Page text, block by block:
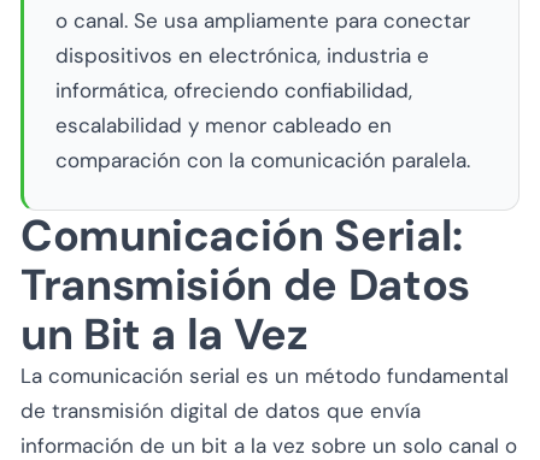
o canal. Se usa ampliamente para conectar
dispositivos en electrónica, industria e
informática, ofreciendo confiabilidad,
escalabilidad y menor cableado en
comparación con la comunicación paralela.
Comunicación Serial:
Transmisión de Datos
un Bit a la Vez
La comunicación serial es un método fundamental
de transmisión digital de datos que envía
información de un bit a la vez sobre un solo canal o